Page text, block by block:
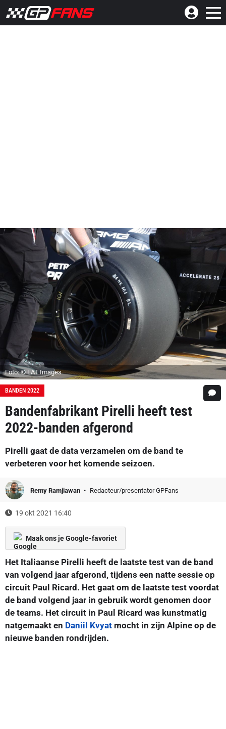
Foto: © LAT Images
BANDEN 2022
Bandenfabrikant Pirelli heeft test
2022-banden afgerond
Pirelli gaat de data verzamelen om de band te
verbeteren voor het komende seizoen.
Remy Ramjiawan Redacteur/presentator GPFans
19 okt 2021 16:40
Maak ons je Google-favoriet
Het Italiaanse Pirelli heeft de laatste test van de band
van volgend jaar afgerond, tijdens een natte sessie op
circuit Paul Ricard. Het gaat om de laatste test voordat
de band volgend jaar in gebruik wordt genomen door
de teams. Het circuit in Paul Ricard was kunstmatig
natgemaakt en Daniil Kvyat mocht in zijn Alpine op de
nieuwe banden rondrijden.